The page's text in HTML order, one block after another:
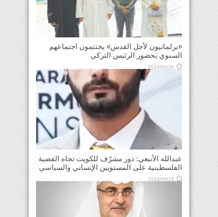
«برلمانيون لأجل القدس» يختتمون اجتماعهم
السنوي بحضور الرئيس التركي
2024/04/30
عبدالله الأنبعي: دور مشرّف للكويت تجاه القضية
الفلسطينية على المستويين الإنساني والسياسي
2024/04/28